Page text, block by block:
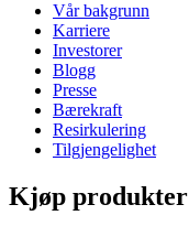
Vår bakgrunn
Karriere
Investorer
Blogg
Presse
Bærekraft
Resirkulering
Tilgjengelighet
Kjøp produkter